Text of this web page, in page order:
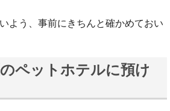
よう、事前にきちんと確かめておい
ペットホテルに預け